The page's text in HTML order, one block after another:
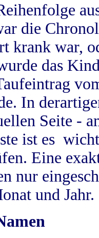
die
krank war,
das
In
Seite -
ist es
Eine
nur
und Jahr.